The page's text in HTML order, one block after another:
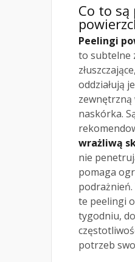
Co to są
Peelingi
to subtelne
oddziałują
naskórka.
wrażliwą
nie
pomaga
te peelingi
tygodniu,
potrzeb